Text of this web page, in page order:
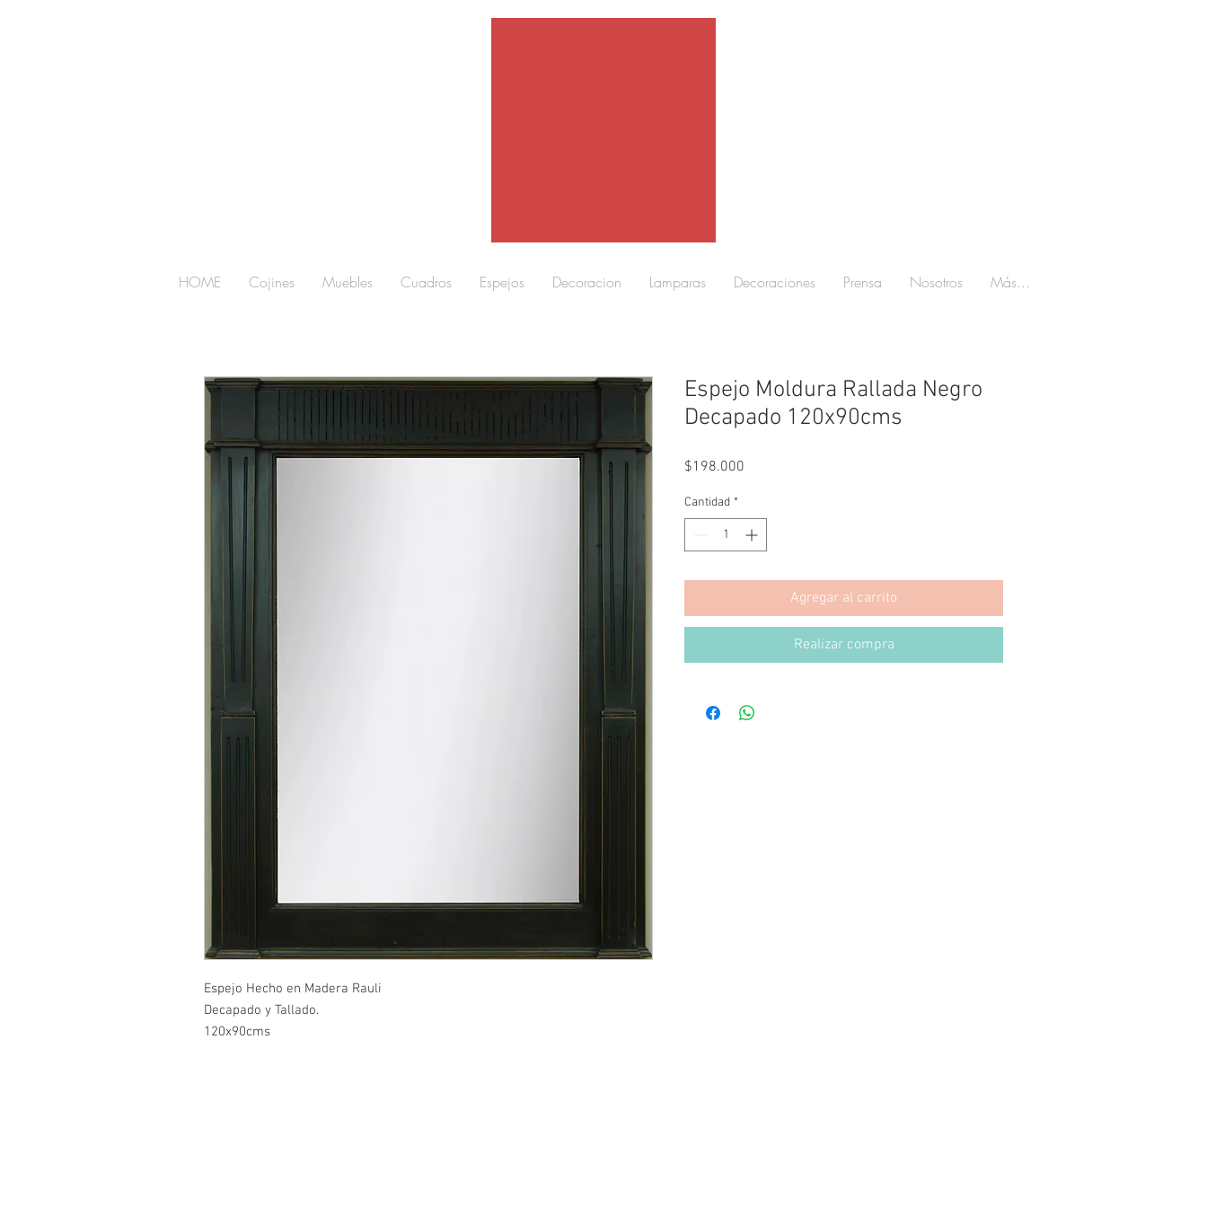
HOME Cojines Muebles Cuadros Espejos Decoracion Lamparas Decoraciones Prensa Nosotros Más...
Espejo Hecho en Madera Rauli
Decapado y Tallado.
120x90cms
Espejo Moldura Rallada Negro
Decapado 120x90cms
$198.000
Cantidad *
Agregar al carrito
Realizar compra